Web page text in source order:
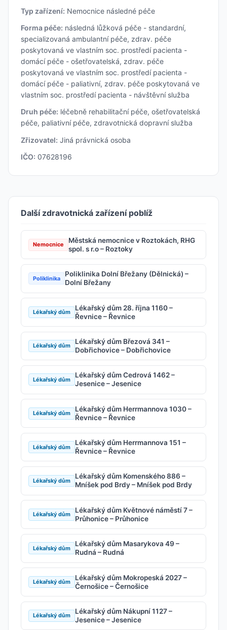
Typ zařízení: Nemocnice následné péče
Forma péče: následná lůžková péče - standardní,
specializovaná ambulantní péče, zdrav. péče
poskytovaná ve vlastním soc. prostředí pacienta -
domácí péče - ošetřovatelská, zdrav. péče
poskytovaná ve vlastním soc. prostředí pacienta -
domácí péče - paliativní, zdrav. péče poskytovaná ve
vlastním soc. prostředí pacienta - návštěvní služba
Druh péče: léčebně rehabilitační péče, ošetřovatelská
péče, paliativní péče, zdravotnická dopravní služba
Zřizovatel: Jiná právnická osoba
IČO: 07628196
Další zdravotnická zařízení poblíž
Nemocnice
Městská nemocnice v Roztokách, RHG
spol. s r.o – Roztoky
Poliklinika
Poliklinika Dolní Břežany (Dělnická) –
Dolní Břežany
Lékařský dům
Lékařský dům 28. října 1160 –
Řevnice – Řevnice
Lékařský dům
Lékařský dům Březová 341 –
Dobřichovice – Dobřichovice
Lékařský dům
Lékařský dům Cedrová 1462 –
Jesenice – Jesenice
Lékařský dům
Lékařský dům Herrmannova 1030 –
Řevnice – Řevnice
Lékařský dům
Lékařský dům Herrmannova 151 –
Řevnice – Řevnice
Lékařský dům
Lékařský dům Komenského 886 –
Mníšek pod Brdy – Mníšek pod Brdy
Lékařský dům
Lékařský dům Květnové náměstí 7 –
Průhonice – Průhonice
Lékařský dům
Lékařský dům Masarykova 49 –
Rudná – Rudná
Lékařský dům
Lékařský dům Mokropeská 2027 –
Černošice – Černošice
Lékařský dům
Lékařský dům Nákupní 1127 –
Jesenice – Jesenice